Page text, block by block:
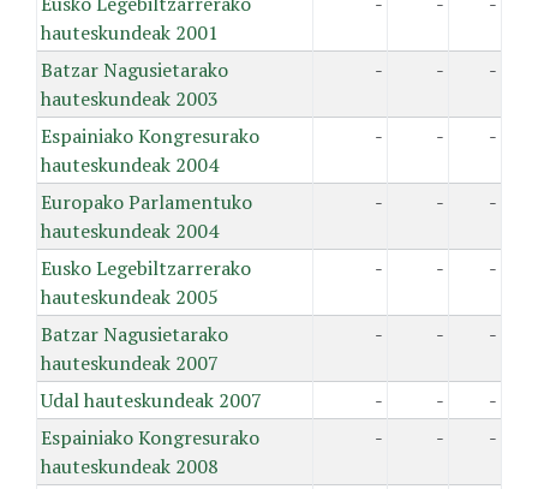
hauteskundeak 2001
Batzar Nagusietarako
hauteskundeak 2003
- - -
Espainiako Kongresurako
hauteskundeak 2004
- - -
Europako Parlamentuko
hauteskundeak 2004
- - -
Eusko Legebiltzarrerako
hauteskundeak 2005
- - -
Batzar Nagusietarako
hauteskundeak 2007
- - -
Udal hauteskundeak 2007 - -
-
Espainiako Kongresurako
hauteskundeak 2008
- - -